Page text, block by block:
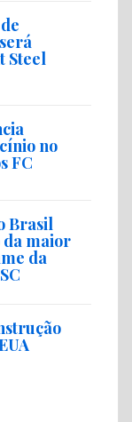
Steel
no
FC
Brasil
da maior
da